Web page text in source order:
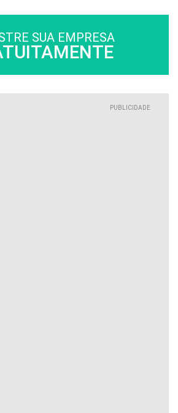
SUA EMPRESA
PUBLICIDADE